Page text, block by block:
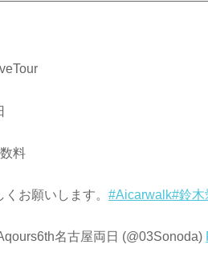
料
くお願いします。#Aicarwalk#鈴木
名古屋両日 (@03Sonoda)